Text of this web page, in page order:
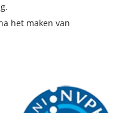
het maken van